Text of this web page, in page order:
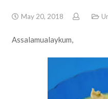
May 20, 2018
Assalamualaykum,